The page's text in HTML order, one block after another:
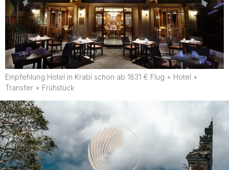
Empfehlung Hotel in Krabi schon ab 1831 € Flug + Hotel +
Transfer + Frühstück